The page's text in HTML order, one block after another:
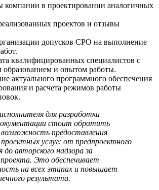
компании в проектировании аналогичных
проектов и отзывы
допусков СРО на выполнение
квалифицированных специалистов с
и опытом работы.
актуального программного обеспечения
и расчета режимов работы
для разработки
стоит обратить
предоставления
проектных услуг: от предпроектного
до авторского надзора за
проекта. Это обеспечивает
на всех этапах и повышает
результата.